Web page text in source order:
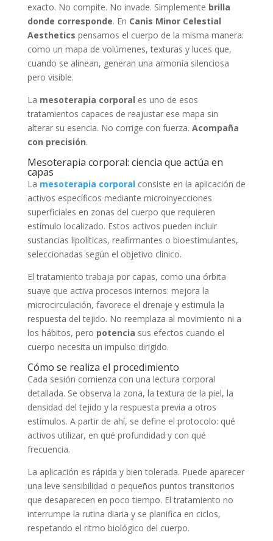
exacto. No compite. No invade. Simplemente brilla
donde corresponde. En Canis Minor Celestial
Aesthetics pensamos el cuerpo de la misma manera:
como un mapa de volúmenes, texturas y luces que,
cuando se alinean, generan una armonía silenciosa
pero visible.
La mesoterapia corporal es uno de esos
tratamientos capaces de reajustar ese mapa sin
alterar su esencia. No corrige con fuerza. Acompaña
con precisión.
Mesoterapia corporal: ciencia que actúa en
capas
La mesoterapia corporalconsiste en la aplicación de
activos específicos mediante microinyecciones
superficiales en zonas del cuerpo que requieren
estímulo localizado. Estos activos pueden incluir
sustancias lipolíticas, reafirmantes o bioestimulantes,
seleccionadas según el objetivo clínico.
El tratamiento trabaja por capas, como una órbita
suave que activa procesos internos: mejora la
microcirculación, favorece el drenaje y estimula la
respuesta del tejido. No reemplaza al movimiento ni a
los hábitos, pero potencia sus efectos cuando el
cuerpo necesita un impulso dirigido.
Cómo se realiza el procedimiento
Cada sesión comienza con una lectura corporal
detallada. Se observa la zona, la textura de la piel, la
densidad del tejido y la respuesta previa a otros
estímulos. A partir de ahí, se define el protocolo: qué
activos utilizar, en qué profundidad y con qué
frecuencia.
La aplicación es rápida y bien tolerada. Puede aparecer
una leve sensibilidad o pequeños puntos transitorios
que desaparecen en poco tiempo. El tratamiento no
interrumpe la rutina diaria y se planifica en ciclos,
respetando el ritmo biológico del cuerpo.